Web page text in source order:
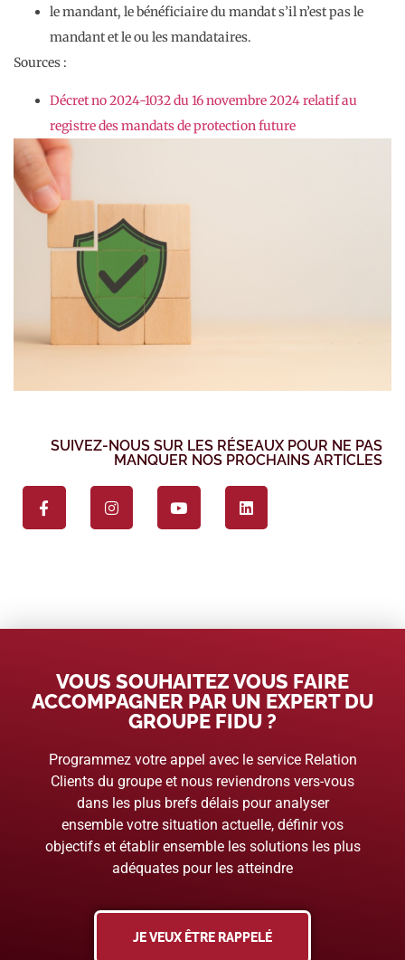
le mandant, le bénéficiaire du mandat s’il n’est pas le
mandant et le ou les mandataires.
Sources :
Décret no 2024-1032 du 16 novembre 2024 relatif au
registre des mandats de protection future
SUIVEZ-NOUS SUR LES RÉSEAUX POUR NE PAS
MANQUER NOS PROCHAINS ARTICLES
VOUS SOUHAITEZ VOUS FAIRE
ACCOMPAGNER PAR UN EXPERT DU
GROUPE FIDU ?
Programmez votre appel avec le service Relation
Clients du groupe et nous reviendrons vers-vous
dans les plus brefs délais pour analyser
ensemble votre situation actuelle, définir vos
objectifs et établir ensemble les solutions les plus
adéquates pour les atteindre
JE VEUX ÊTRE RAPPELÉ